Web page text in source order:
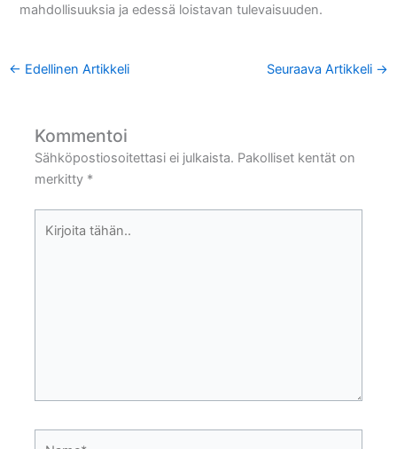
mahdollisuuksia ja edessä loistavan tulevaisuuden.
← Edellinen Artikkeli Seuraava Artikkeli →
Kommentoi
Sähköpostiosoitettasi ei julkaista. Pakolliset kentät on
merkitty *
tähän..